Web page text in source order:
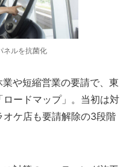
ネルを抗菌化
や短縮営業の要請で、東
ードマップ」。当初は対
ケ店も要請解除の3段階